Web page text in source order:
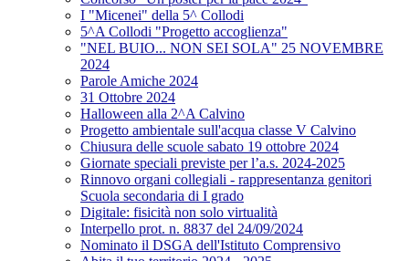
I "Micenei" della 5^ Collodi
5^A Collodi "Progetto accoglienza"
"NEL BUIO... NON SEI SOLA" 25 NOVEMBRE
2024
Parole Amiche 2024
31 Ottobre 2024
Halloween alla 2^A Calvino
Progetto ambientale sull'acqua classe V Calvino
Chiusura delle scuole sabato 19 ottobre 2024
Giornate speciali previste per l’a.s. 2024-2025
Rinnovo organi collegiali - rappresentanza genitori
Scuola secondaria di I grado
Digitale: fisicità non solo virtualità
Interpello prot. n. 8837 del 24/09/2024
Nominato il DSGA dell'Istituto Comprensivo